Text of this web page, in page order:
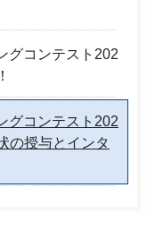
グコンテスト202
グコンテスト202
の授与とインタ